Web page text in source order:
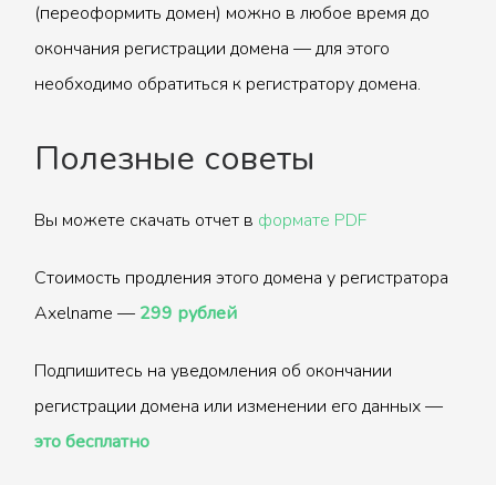
(переоформить домен) можно в любое время до
окончания регистрации домена — для этого
необходимо обратиться к регистратору домена.
Полезные советы
Вы можете скачать отчет в формате PDF
Стоимость продления этого домена у регистратора
Axelname — 299 рублей
Подпишитесь на уведомления об окончании
регистрации домена или изменении его данных —
это бесплатно